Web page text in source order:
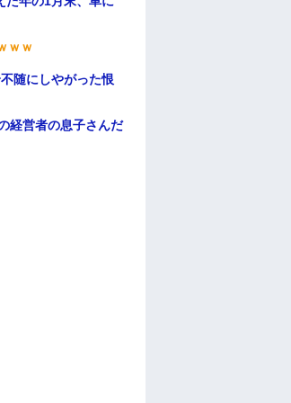
ｗｗ
随にしやがった恨
経営者の息子さんだ